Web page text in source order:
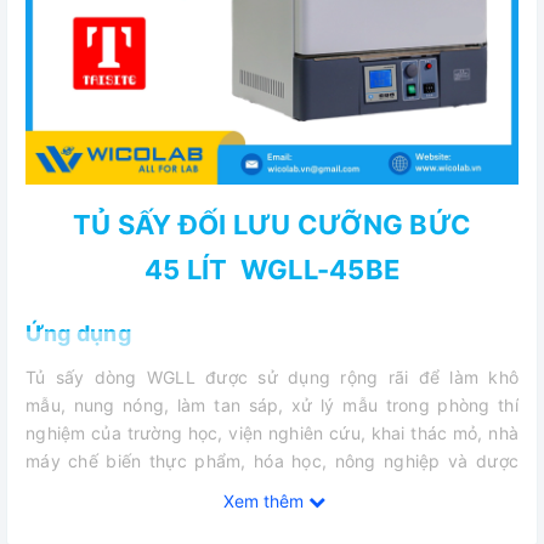
TỦ SẤY ĐỐI LƯU CƯỠNG BỨC
45 LÍT WGLL-45BE
Ứng dụng
Tủ sấy dòng WGLL được sử dụng rộng rãi để làm khô
mẫu, nung nóng, làm tan sáp, xử lý mẫu trong phòng thí
nghiệm của trường học, viện nghiên cứu, khai thác mỏ, nhà
máy chế biến thực phẩm, hóa học, nông nghiệp và dược
Xem thêm